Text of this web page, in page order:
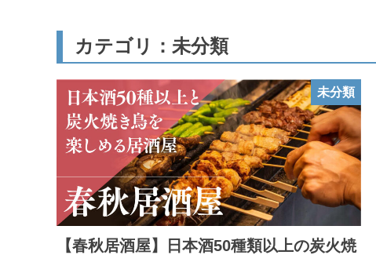
カテゴリ：未分類
未分類
【春秋居酒屋】日本酒50種類以上の炭火焼